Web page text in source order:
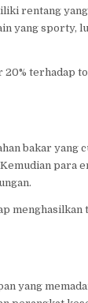
rentang
yang sporty,
terhadap
bakar yang
para
menghasilkan
yang